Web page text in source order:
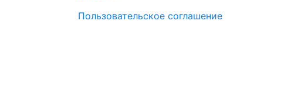
Пользовательское соглашение